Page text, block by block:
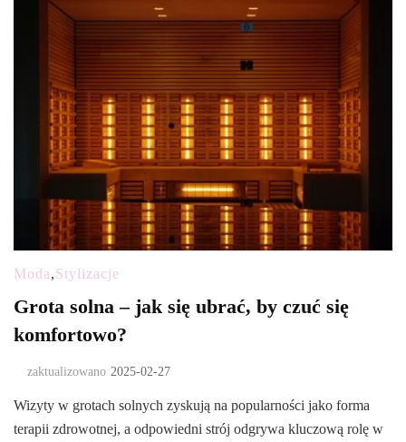
Moda,Stylizacje
Grota solna – jak się ubrać, by czuć się
komfortowo?
zaktualizowano 2025-02-27
Wizyty w grotach solnych zyskują na popularności jako forma
terapii zdrowotnej, a odpowiedni strój odgrywa kluczową rolę w